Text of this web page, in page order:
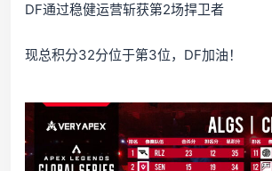
DF通过稳健运营斩获第2场捍卫者
现总积分32分位于第3位，DF加油！